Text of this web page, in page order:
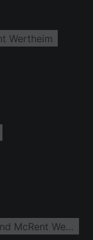
Wertheim
Outlet Wertheim Village, Warema und McRent Wertheim